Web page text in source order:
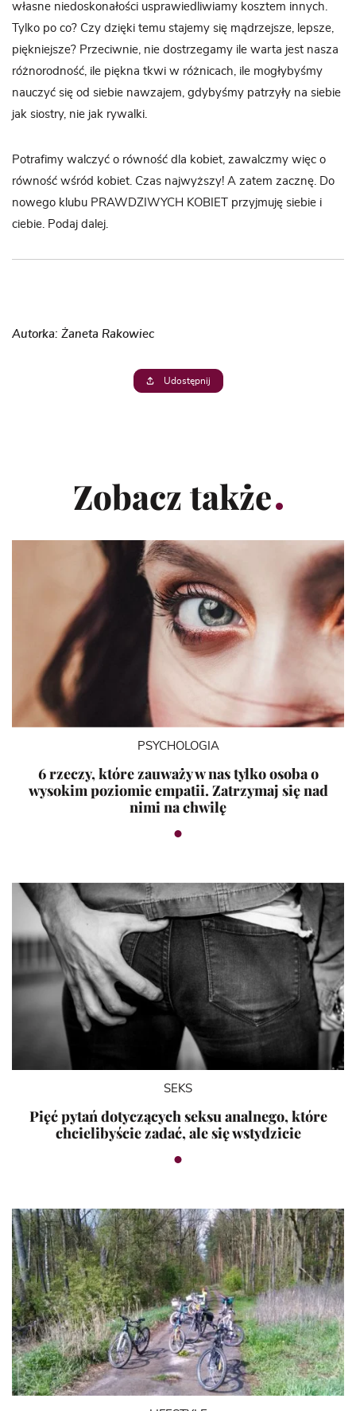
własne niedoskonałości usprawiedliwiamy kosztem innych.
Tylko po co? Czy dzięki temu stajemy się mądrzejsze, lepsze,
piękniejsze? Przeciwnie, nie dostrzegamy ile warta jest nasza
różnorodność, ile piękna tkwi w różnicach, ile mogłybyśmy
nauczyć się od siebie nawzajem, gdybyśmy patrzyły na siebie
jak siostry, nie jak rywalki.
Potrafimy walczyć o równość dla kobiet, zawalczmy więc o
równość wśród kobiet. Czas najwyższy! A zatem zacznę. Do
nowego klubu PRAWDZIWYCH KOBIET przyjmuję siebie i
ciebie. Podaj dalej.
Autorka: Żaneta Rakowiec
Udostępnij
Zobacz także
PSYCHOLOGIA
6 rzeczy, które zauważy w nas tylko osoba o
wysokim poziomie empatii. Zatrzymaj się nad
nimi na chwilę
SEKS
Pięć pytań dotyczących seksu analnego, które
chcielibyście zadać, ale się wstydzicie